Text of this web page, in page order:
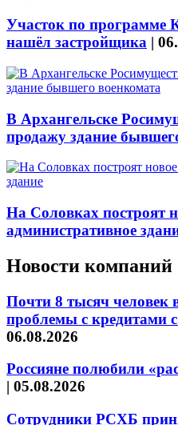
Участок по программе
нашёл застройщика |
В Архангельске
продажу здание
На Соловках построят
административное
Новости компаний
Почти 8 тысяч
проблемы с кредитами
06.08.2026
Россияне полюбили
| 05.08.2026
Сотрудники РСХБ